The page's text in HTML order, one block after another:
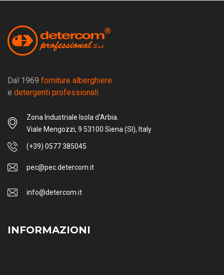
Dal 1969 forniture alberghiere
e detergenti professionali
Zona Industriale Isola d'Arbia.
Viale Mengozzi, 9 53100 Siena (SI), Italy
(+39) 0577 385045
pec@pec.detercom.it
info@detercom.it
INFORMAZIONI